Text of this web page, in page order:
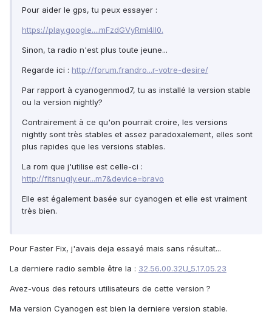
Pour aider le gps, tu peux essayer :
https://play.google....mFzdGVyRml4Il0.
Sinon, ta radio n'est plus toute jeune...
Regarde ici : http://forum.frandro...r-votre-desire/
Par rapport à cyanogenmod7, tu as installé la version stable
ou la version nightly?
Contrairement à ce qu'on pourrait croire, les versions
nightly sont très stables et assez paradoxalement, elles sont
plus rapides que les versions stables.
La rom que j'utilise est celle-ci :
http://fitsnugly.eur...m7&device=bravo
Elle est également basée sur cyanogen et elle est vraiment
très bien.
Pour Faster Fix, j'avais deja essayé mais sans résultat...
La derniere radio semble être la : 32.56.00.32U_5.17.05.23
Avez-vous des retours utilisateurs de cette version ?
Ma version Cyanogen est bien la derniere version stable.